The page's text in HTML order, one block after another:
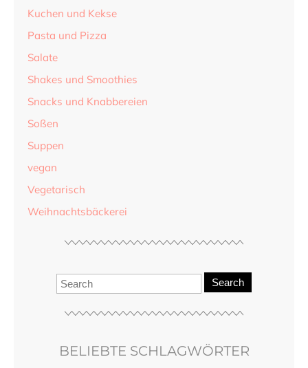
Kuchen und Kekse
Pasta und Pizza
Salate
Shakes und Smoothies
Snacks und Knabbereien
Soßen
Suppen
vegan
Vegetarisch
Weihnachtsbäckerei
Search
BELIEBTE SCHLAGWÖRTER